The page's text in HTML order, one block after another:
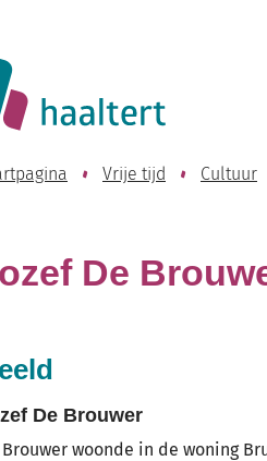
Vrije tijd Cultuur
De
De Brouwer
Brouwer woonde in de woning